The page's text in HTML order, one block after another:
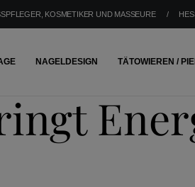
KOSMETIKER UND MASSEURE /
NAGELDESIGN TÄTOWIEREN /